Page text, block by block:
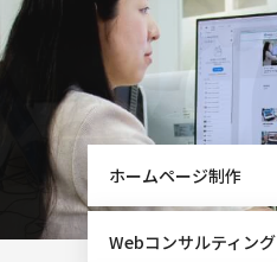
ホームページ制作
Webコンサルティング